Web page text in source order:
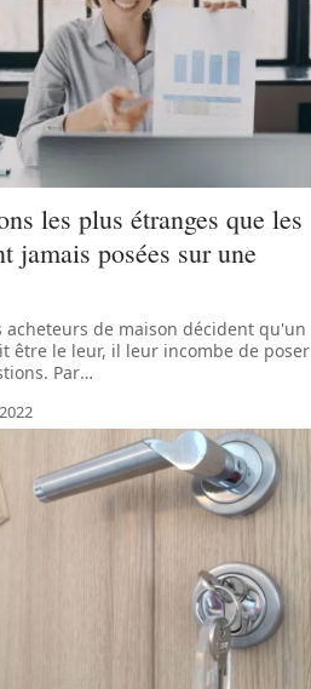
les plus étranges que les
jamais posées sur une
acheteurs de maison décident qu'un
être le leur, il leur incombe de poser
Par…